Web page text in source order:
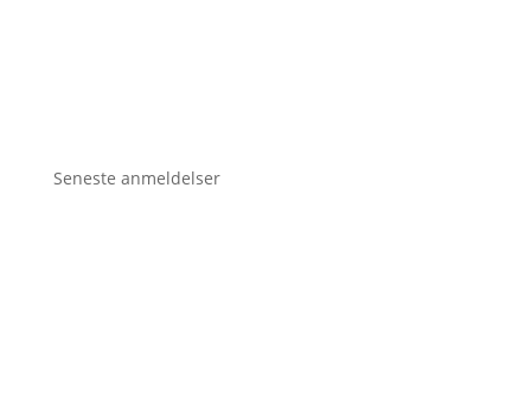
Seneste anmeldelser